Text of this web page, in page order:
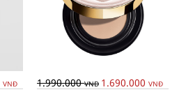
VNĐ 1.990.000VNĐ 1.690.000 VNĐ